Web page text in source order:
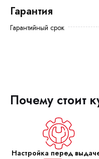
Гарантия
Гарантийный срок
Почему стоит
Настройка перед